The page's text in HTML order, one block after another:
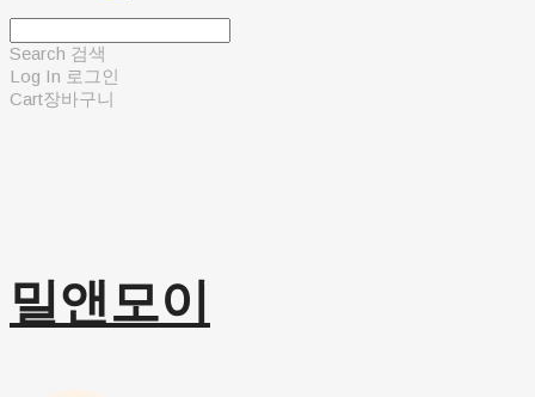
Search 검색
Log In 로그인
Cart장바구니
밀앤모이